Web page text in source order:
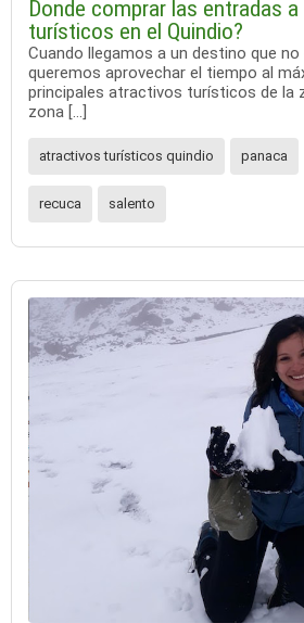
Donde comprar las entradas
turísticos en el Quindio?
Cuando llegamos a un destino que
queremos aprovechar el tiempo al
principales atractivos turísticos de la
zona […]
atractivos turísticos quindio panaca
recuca salento